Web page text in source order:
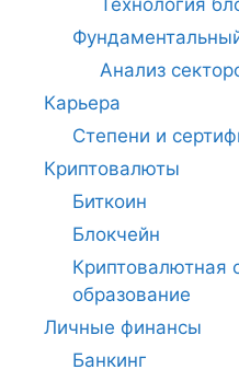
Технология
Анализ
Карьера
Степени и
Криптовалюты
Биткоин
Блокчейн
Криптовалютная
образование
Личные финансы
Банкинг